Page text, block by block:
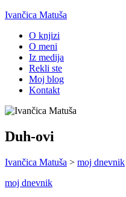
Ivančica Matuša
O knjizi
O meni
Iz medija
Rekli ste
Moj blog
Kontakt
Duh-ovi
Ivančica Matuša > moj dnevnik
moj dnevnik